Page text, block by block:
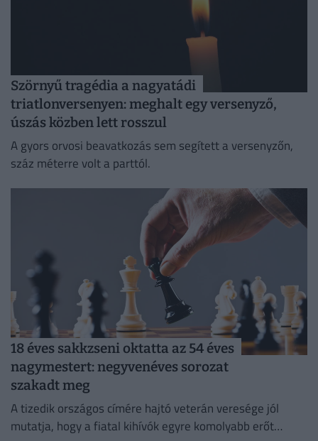
Szörnyű tragédia a nagyatádi
triatlonversenyen: meghalt egy versenyző,
úszás közben lett rosszul
A gyors orvosi beavatkozás sem segített a versenyzőn,
száz méterre volt a parttól.
18 éves sakkzseni oktatta az 54 éves
nagymestert: negyvenéves sorozat
szakadt meg
A tizedik országos címére hajtó veterán veresége jól
mutatja, hogy a fiatal kihívók egyre komolyabb erőt